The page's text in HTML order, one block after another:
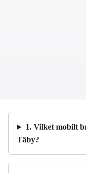
1. Vilket mobilt
Täby?